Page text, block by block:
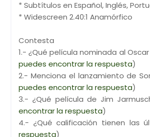
* Subtítulos en Español, Inglés,
* Widescreen 2.40:1 Anamórfico
Contesta
1.- ¿Qué película nominada al
puedes encontrar la respuesta)
2.- Menciona el lanzamiento de
puedes encontrar la respuesta)
3.- ¿Qué película de Jim
encontrar la respuesta)
4.- ¿Qué calificación tienen las
respuesta)